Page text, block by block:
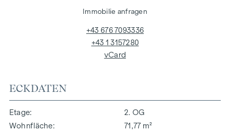
ECKDATEN
Etage
2. OG
Wohnfläche
71,77 m²
Immobilie anfragen
+43 676 7093336
+43 1 3157280
vCard